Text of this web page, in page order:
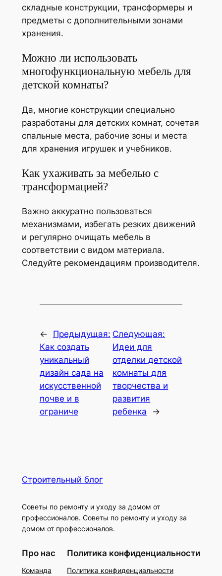
складные конструкции, трансформеры и
предметы с дополнительными зонами
хранения.
Можно ли использовать
многофункциональную мебель для
детской комнаты?
Да, многие конструкции специально
разработаны для детских комнат, сочетая
спальные места, рабочие зоны и места
для хранения игрушек и учебников.
Как ухаживать за мебелью с
трансформацией?
Важно аккуратно пользоваться
механизмами, избегать резких движений
и регулярно очищать мебель в
соответствии с видом материала.
Следуйте рекомендациям производителя.
←
Предыдущая:
Как создать
уникальный
дизайн сада на
искусственной
почве и в
ограниче
Следующая:
Идеи для
отделки детской
комнаты для
творчества и
развития
ребенка
→
Строительный блог
Советы по ремонту и уходу за домом от
профессионалов. Советы по ремонту и уходу за
домом от профессионалов.
Про нас
Команда
Политика конфиденциальности
Политика конфиденциальности